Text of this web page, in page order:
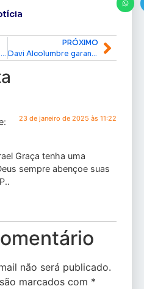
PRÓXIMO
23 de janeiro de 2025 às 11:22
Graça tenha uma
sempre abençoe suas
não será publicado.
marcados com *